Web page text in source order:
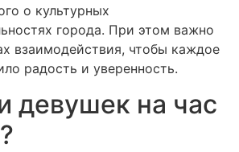
о культурных
города. При этом важно
взаимодействия, чтобы каждое
радость и уверенность.
девушек на час